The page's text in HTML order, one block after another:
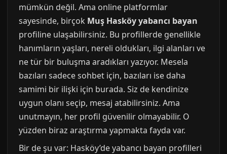
mümkün değil. Ama online platformlar
sayesinde, birçok Muş Hasköy yabancı bayan
profiline ulaşabilirsiniz. Bu profillerde genellikle
hanımların yaşları, nereli oldukları, ilgi alanları ve
ne tür bir buluşma aradıkları yazıyor. Mesela
bazıları sadece sohbet için, bazıları ise daha
samimi bir ilişki için burada. Siz de kendinize
uygun olanı seçip, mesaj atabilirsiniz. Ama
unutmayın, her profil güvenilir olmayabilir. O
yüzden biraz araştırma yapmakta fayda var.
Bir de şu var: Hasköy’de yabancı bayan profilleri